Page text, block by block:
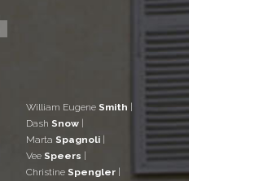
William Eugene Smith |
Dash Snow |
Marta Spagnoli |
Vee Speers |
Christine Spengler |